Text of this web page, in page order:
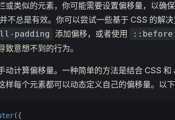
或类似的元素，你可能需要设置偏移量，以确
不总是有效。你可以尝试一些基于 CSS 的解
padding 添加偏移，或者使用 ::before
意想不到的行为。
动计算偏移量。一种简单的方法是结合 CSS 和
样每个元素都可以动态定义自己的偏移量。以
({